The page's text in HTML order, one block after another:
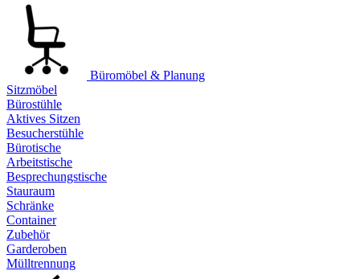
Büromöbel & Planung
Sitzmöbel
Bürostühle
Aktives Sitzen
Besucherstühle
Bürotische
Arbeitstische
Besprechungstische
Stauraum
Schränke
Container
Zubehör
Garderoben
Mülltrennung